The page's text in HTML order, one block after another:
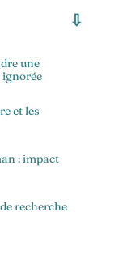
une
et les
: impact
recherche